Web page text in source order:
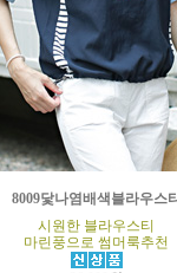
8009닻나염배색블라우스
시원한 블라우스티
마린풍으로 썸머룩추천